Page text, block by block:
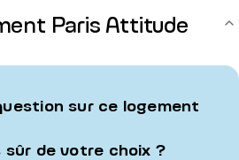
Paris Attitude
sur ce logement
sûr de votre choix ?